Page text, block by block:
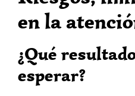
en la
¿Qué
esperar?